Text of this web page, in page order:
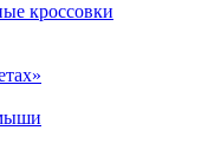
кроссовки